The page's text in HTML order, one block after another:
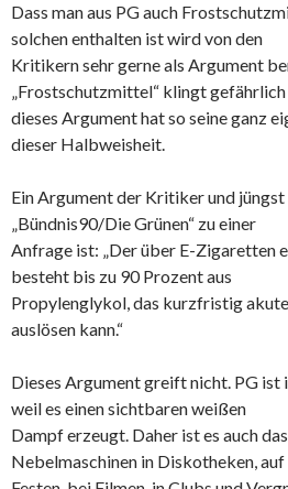
Dass man aus PG auch
solchen enthalten ist wird von den
Kritikern sehr gerne als Argument
„Frostschutzmittel“ klingt gefährlich
dieses Argument hat so seine ganz
dieser Halbweisheit.
Ein Argument der Kritiker und
„Bündnis90/Die Grünen“ zu einer
Anfrage ist: „Der über E-Zigaretten
besteht bis zu 90 Prozent aus
Propylenglykol, das kurzfristig
auslösen kann.“
Dieses Argument greift nicht. PG ist
weil es einen sichtbaren weißen
Dampf erzeugt. Daher ist es auch
Nebelmaschinen in Diskotheken, auf